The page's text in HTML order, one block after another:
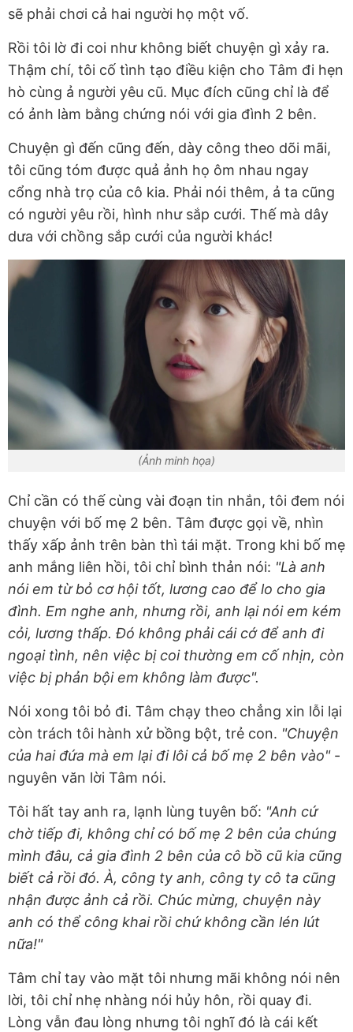
sẽ phải chơi cả hai người họ một vố.
Rồi tôi lờ đi coi như không biết chuyện gì xảy ra.
Thậm chí, tôi cố tình tạo điều kiện cho Tâm đi hẹn
hò cùng ả người yêu cũ. Mục đích cũng chỉ là để
có ảnh làm bằng chứng nói với gia đình 2 bên.
Chuyện gì đến cũng đến, dày công theo dõi mãi,
tôi cũng tóm được quả ảnh họ ôm nhau ngay
cổng nhà trọ của cô kia. Phải nói thêm, ả ta cũng
có người yêu rồi, hình như sắp cưới. Thế mà dây
dưa với chồng sắp cưới của người khác!
(Ảnh minh họa)
Chỉ cần có thế cùng vài đoạn tin nhắn, tôi đem nói
chuyện với bố mẹ 2 bên. Tâm được gọi về, nhìn
thấy xấp ảnh trên bàn thì tái mặt. Trong khi bố mẹ
anh mắng liên hồi, tôi chỉ bình thản nói: "Là anh
nói em từ bỏ cơ hội tốt, lương cao để lo cho gia
đình. Em nghe anh, nhưng rồi, anh lại nói em kém
cỏi, lương thấp. Đó không phải cái cớ để anh đi
ngoại tình, nên việc bị coi thường em cố nhịn, còn
việc bị phản bội em không làm được".
Nói xong tôi bỏ đi. Tâm chạy theo chẳng xin lỗi lại
còn trách tôi hành xử bồng bột, trẻ con. "Chuyện
của hai đứa mà em lại đi lôi cả bố mẹ 2 bên vào"-
nguyên văn lời Tâm nói.
Tôi hất tay anh ra, lạnh lùng tuyên bố: "Anh cứ
chờ tiếp đi, không chỉ có bố mẹ 2 bên của chúng
mình đâu, cả gia đình 2 bên của cô bồ cũ kia cũng
biết cả rồi đó. À, công ty anh, công ty cô ta cũng
nhận được ảnh cả rồi. Chúc mừng, chuyện này
anh có thể công khai rồi chứ không cần lén lút
nữa!"
Tâm chỉ tay vào mặt tôi nhưng mãi không nói nên
lời, tôi chỉ nhẹ nhàng nói hủy hôn, rồi quay đi.
Lòng vẫn đau lòng nhưng tôi nghĩ đó là cái kết